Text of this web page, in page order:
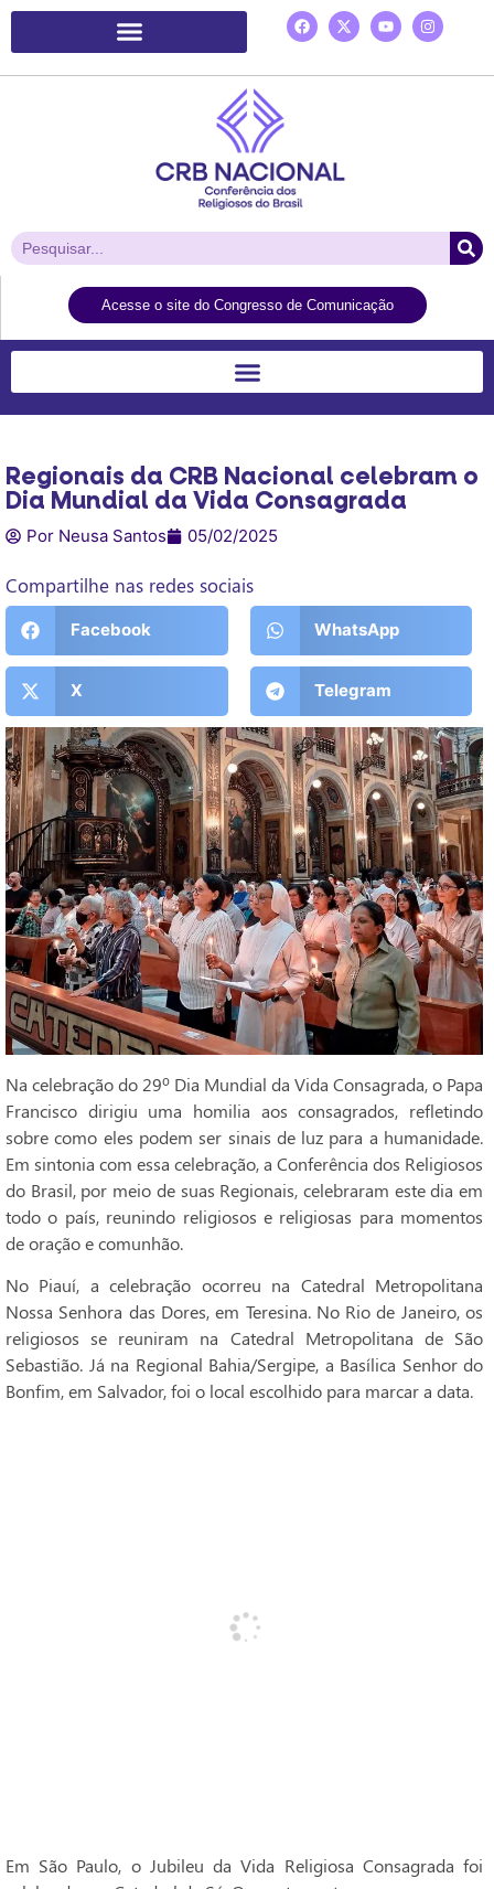
Acesse o site do Congresso de Comunicação
Regionais da CRB Nacional celebram o
Dia Mundial da Vida Consagrada
Por Neusa Santos 05/02/2025
Compartilhe nas redes sociais
Facebook WhatsApp
X Telegram
Na celebração do 29º Dia Mundial da Vida Consagrada, o Papa
Francisco dirigiu uma homilia aos consagrados, refletindo
sobre como eles podem ser sinais de luz para a humanidade.
Em sintonia com essa celebração, a Conferência dos Religiosos
do Brasil, por meio de suas Regionais, celebraram este dia em
todo o país, reunindo religiosos e religiosas para momentos
de oração e comunhão.
No Piauí, a celebração ocorreu na Catedral Metropolitana
Nossa Senhora das Dores, em Teresina. No Rio de Janeiro, os
religiosos se reuniram na Catedral Metropolitana de São
Sebastião. Já na Regional Bahia/Sergipe, a Basílica Senhor do
Bonfim, em Salvador, foi o local escolhido para marcar a data.
Em São Paulo, o Jubileu da Vida Religiosa Consagrada foi